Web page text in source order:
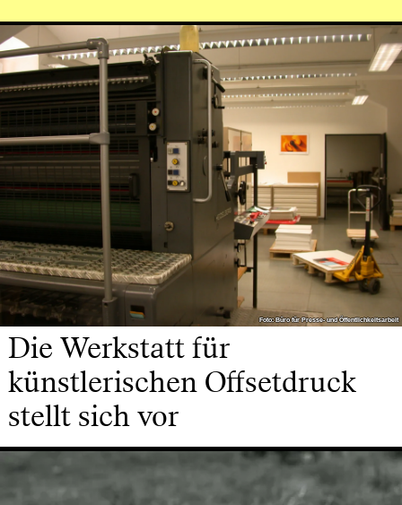
Foto: Büro für Presse- und Öffentlichkeitsarbeit
Foto: Büro für Presse- und Öffentlichkeitsarbeit
Die Werkstatt für
künstlerischen Offsetdruck
stellt sich vor